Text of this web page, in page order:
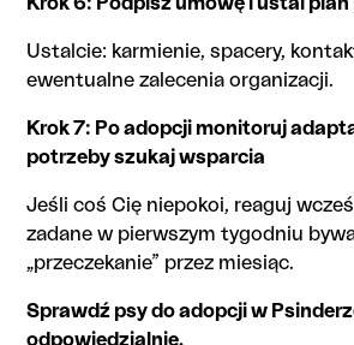
Krok 6: Podpisz umowę i ustal
Ustalcie: karmienie, spacery,
ewentualne zalecenia organizacji.
Krok 7: Po adopcji monitoruj
potrzeby szukaj wsparcia
Jeśli coś Cię niepokoi, reaguj
zadane w pierwszym tygodniu
„przeczekanie” przez miesiąc.
Sprawdź psy do adopcji w
odpowiedzialnie.